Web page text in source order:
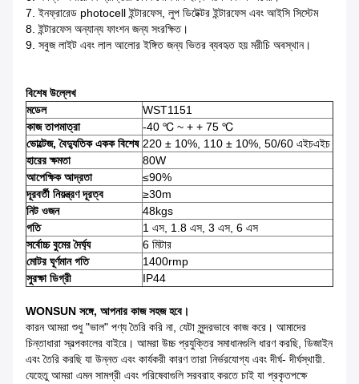
7. ইনফ্রারেড photocell ইন্টারফেস, লুপ ডিটেক্টর ইন্টারফেস এবং আইসি সিস্টেম
8. ইন্টারফেস অন্যান্য ফাংশন জন্য সংরক্ষিত।
9. সবুজ লাইট এবং লাল আলোর ইঙ্গিত জন্য ভিতর ব্যবহৃত হয় মরীচি অবস্থান।
বিশেষ উল্লেখ
মডেল
WST1151
কাজ তাপমাত্রা
-40 ℃ ~ + + 75 ℃
ভোল্টেজ, বৈদ্যুতিক একক বিশেষ 220 ± 10%, 110 ± 10%, 50/60 এইচএইচ
হারের ক্ষমতা
80W
আপেক্ষিক আদ্রতা
≤90%
দূরবর্তী নিয়ন্ত্রণ দূরত্ব
≥30m
নিট ওজন
48kgs
গতি
1 এস, 1.8 এস, 3 এস, 6 এস
সর্বোচ্চ বুমের দৈর্ঘ্য
6 মিটার
মোটর ঘূর্ণমান গতি
1400rmp
সুরক্ষা ডিগ্রী
IP44
WONSUN সঙ্গে, আপনার কাজ সহজ হবে।
কারন আমরা শুধু "ভাল" পণ্য তৈরি করি না, যেটা সুন্দরভাবে কাজ করে। আমাদের
চিন্তাধারা স্বল্পকালের বাইরে। আমরা উচ্চ প্রযুক্তির সমাধানগুলি ধারণ করছি, ডিজাইন
এবং তৈরি করছি যা উন্নত এবং কার্যকরী কারণ তারা নির্ভরযোগ্য এবং দীর্ঘ- দীর্ঘস্থায়ী.
যেহেতু আমরা এমন সামগ্রী এবং পরিষেবাগুলি সরবরাহ করতে চাই যা প্রকৃতপক্ষে